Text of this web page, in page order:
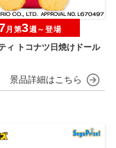
ィ トコナツ日焼けドール
月第3週～登場